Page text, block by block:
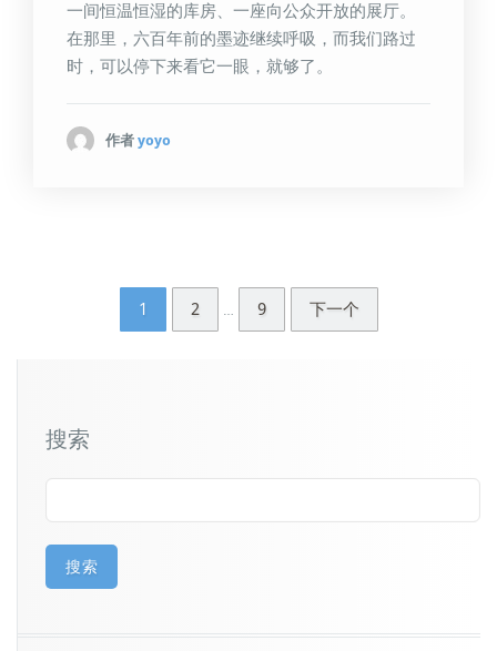
一间恒温恒湿的库房、一座向公众开放的展厅。
在那里，六百年前的墨迹继续呼吸，而我们路过
时，可以停下来看它一眼，就够了。
作者 yoyo
1 2 9 下一个
搜索
搜索